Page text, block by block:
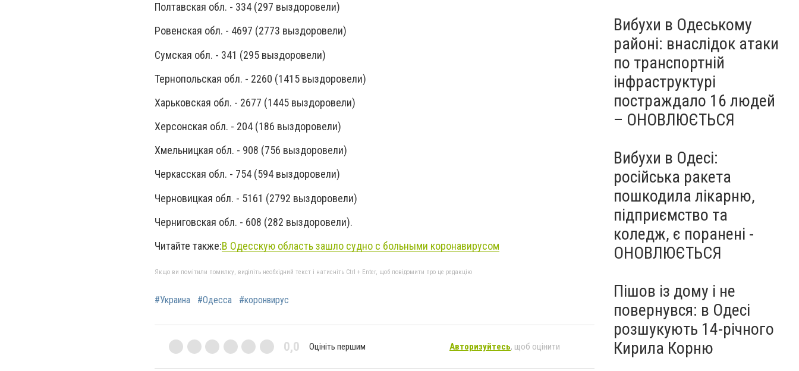
Полтавская обл. - 334 (297 выздоровели)
Ровенская обл. - 4697 (2773 выздоровели)
Сумская обл. - 341 (295 выздоровели)
Тернопольская обл. - 2260 (1415 выздоровели)
Харьковская обл. - 2677 (1445 выздоровели)
Херсонская обл. - 204 (186 выздоровели)
Хмельницкая обл. - 908 (756 выздоровели)
Черкасская обл. - 754 (594 выздоровели)
Черновицкая обл. - 5161 (2792 выздоровели)
Черниговская обл. - 608 (282 выздоровели).
Читайте также:В Одесскую область зашло судно с больными коронавирусом
Якщо ви помітили помилку, виділіть необхідний текст і натисніть Ctrl + Enter, щоб повідомити про це редакцію
#Украина #Одесса #коронвирус
0,0 Оцініть першим Авторизуйтесь, щоб оцінити
Вибухи в Одеському
районі: внаслідок атаки
по транспортній
інфраструктурі
постраждало 16 людей
– ОНОВЛЮЄТЬСЯ
Вибухи в Одесі:
російська ракета
пошкодила лікарню,
підприємство та
коледж, є поранені -
ОНОВЛЮЄТЬСЯ
Пішов із дому і не
повернувся: в Одесі
розшукують 14-річного
Кирила Корню